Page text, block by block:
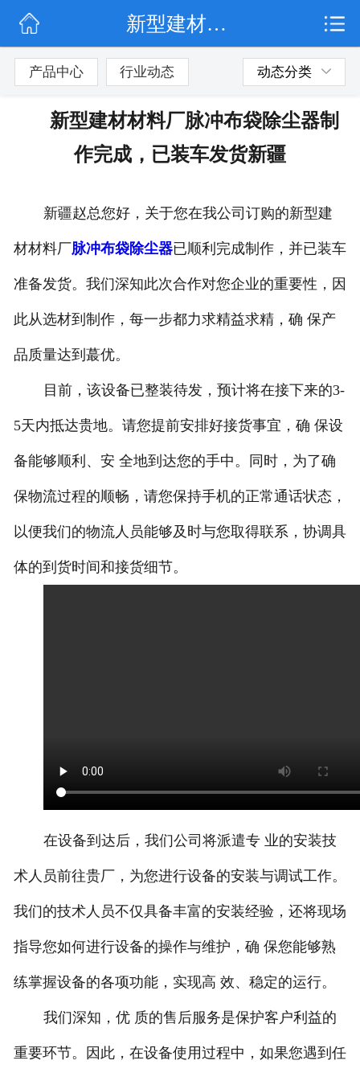
公司简介
产品展示
新型建材材料厂脉冲布袋除尘器制作完成，已装车发货新疆
产品中心 行业动态 动态分类
新型建材材料厂脉冲布袋除尘器制
作完成，已装车发货新疆
新疆赵总您好，关于您在我公司订购的新型建
材材料厂脉冲布袋除尘器已顺利完成制作，并已装车
准备发货。我们深知此次合作对您企业的重要性，因
此从选材到制作，每一步都力求精益求精，确 保产
品质量达到蕞优。
目前，该设备已整装待发，预计将在接下来的3-
5天内抵达贵地。请您提前安排好接货事宜，确 保设
备能够顺利、安 全地到达您的手中。同时，为了确
保物流过程的顺畅，请您保持手机的正常通话状态，
以便我们的物流人员能够及时与您取得联系，协调具
体的到货时间和接货细节。
在设备到达后，我们公司将派遣专 业的安装技
术人员前往贵厂，为您进行设备的安装与调试工作。
我们的技术人员不仅具备丰富的安装经验，还将现场
指导您如何进行设备的操作与维护，确 保您能够熟
练掌握设备的各项功能，实现高 效、稳定的运行。
我们深知，优 质的售后服务是保护客户利益的
重要环节。因此，在设备使用过程中，如果您遇到任